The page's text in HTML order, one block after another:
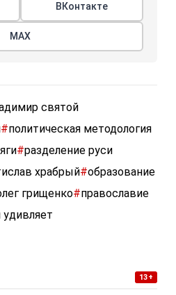
ВКонтакте
МАХ
святой
#политическая методология
#разделение руси
храбрый#образование
грищенко#православие
удивляет
13+